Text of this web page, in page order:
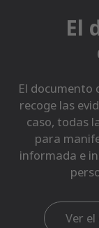
El
El documento
recoge las
caso, todas
para
informada e
Ver